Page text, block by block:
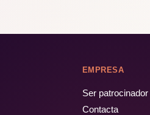
EMPRESA
Ser patrocinador
Contacta